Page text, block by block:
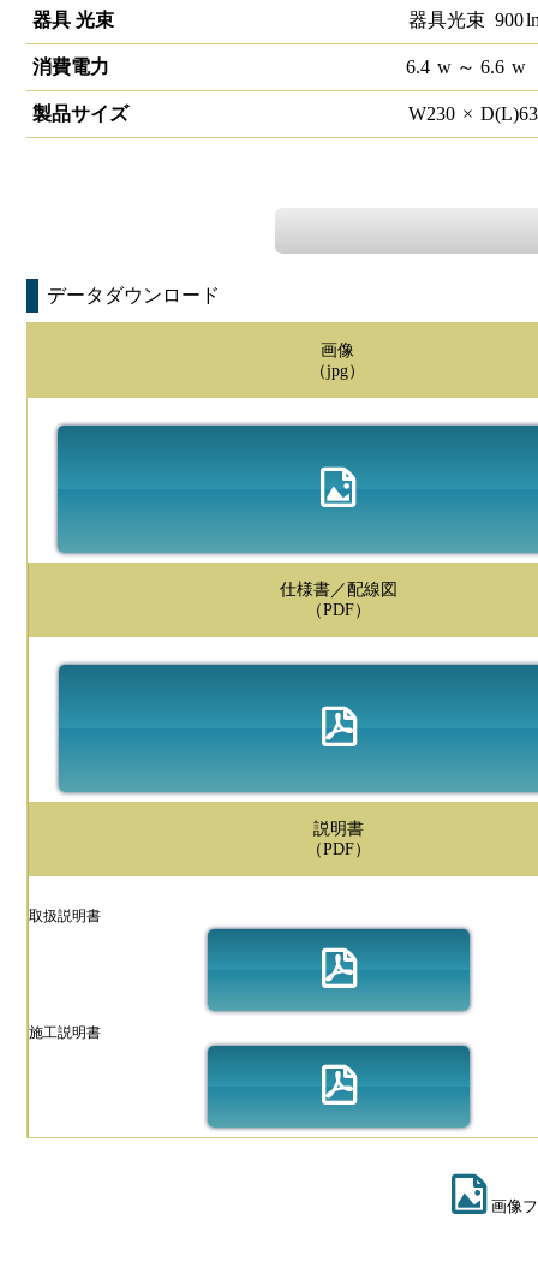
器具 光束 器具光束 900
消費電力 6.4 w～ 6.6 w
製品サイズ W230 × D(L)
データダウンロード
画像
（jpg）
仕様書／配線図
（PDF）
説明書
（PDF）
取扱説明書
施工説明書
画像